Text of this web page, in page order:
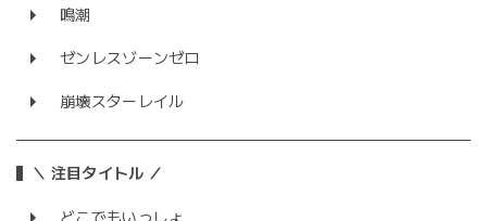
鳴潮
ゼンレスゾーンゼロ
崩壊スターレイル
＼ 注目タイトル ／